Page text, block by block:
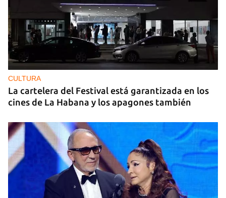
CULTURA
La cartelera del Festival está garantizada en los
cines de La Habana y los apagones también